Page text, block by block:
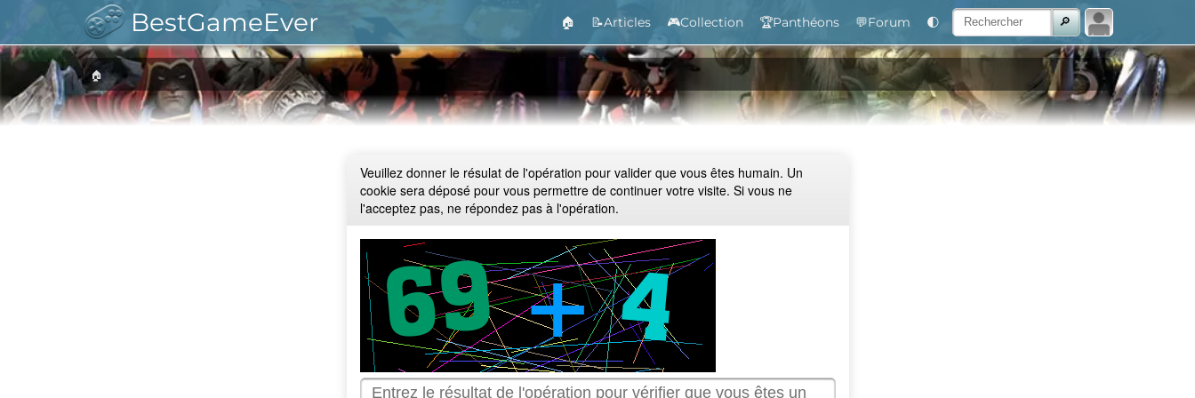
BestGameEver 🏠 📝Articles 🎮Collection 🏆Panthéons 💬Forum 🌓
🏠
Veuillez donner le résulat de l'opération pour valider que vous êtes humain. Un
cookie sera déposé pour vous permettre de continuer votre visite. Si vous ne
l'acceptez pas, ne répondez pas à l'opération.